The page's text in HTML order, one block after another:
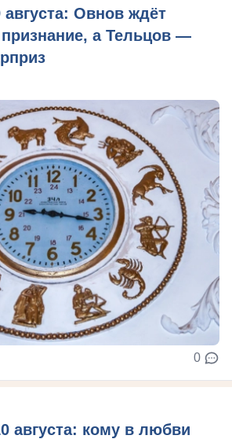
августа: Овнов ждёт
а Тельцов —
0
августа: кому в любви